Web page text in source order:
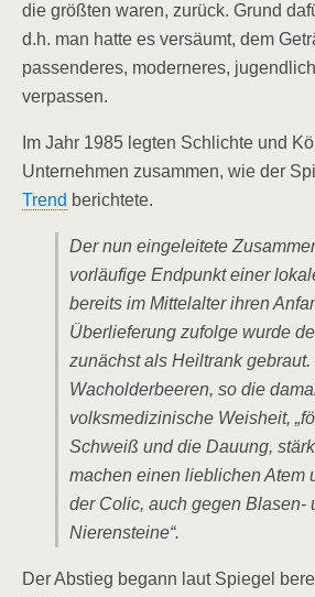
die größten waren, zurück. Grund
d.h. man hatte es versäumt, dem
passenderes, moderneres,
verpassen.
Im Jahr 1985 legten Schlichte und
Unternehmen zusammen, wie der
Trend berichtete.
Der nun eingeleitete
vorläufige Endpunkt einer
bereits im Mittelalter ihren
Überlieferung zufolge wurde
zunächst als Heiltrank
Wacholderbeeren, so die
volksmedizinische Weisheit,
Schweiß und die Dauung,
machen einen lieblichen Atem
der Colic, auch gegen Blasen-
Nierensteine“.
Der Abstieg begann laut Spiegel